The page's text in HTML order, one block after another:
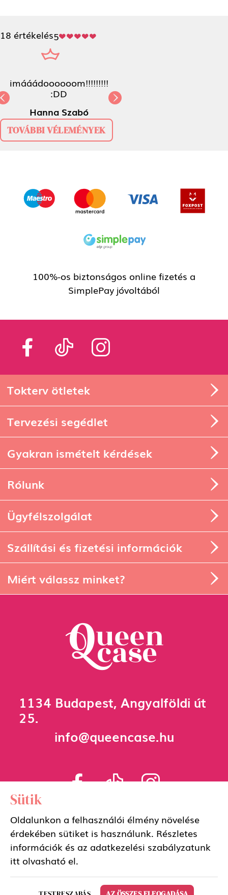
18 értékelés5
imááádoooooom!!!!!!!!! :DD
Hanna Szabó
Previous
TOVÁBBI VÉLEMÉNYEK
SimplePay jóvoltából
Tokterv ötletek
Tervezési segédlet
Gyakran ismételt kérdések
Rólunk
Ügyfélszolgálat
Szállítási és fizetési információk
Miért válassz minket?
25.
Adatkezelési szabályzat
Általános szerződési feltételek
Copyright 2026 QueenCase Design by BrandBar
Sütik
Oldalunkon a felhasználói élmény növelése
érdekében sütiket is használunk. Részletes
információk és az adatkezelési szabályzatunk
itt olvasható el.